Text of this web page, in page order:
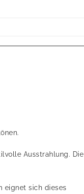
Ausstrahlung. Die
eignet sich dieses